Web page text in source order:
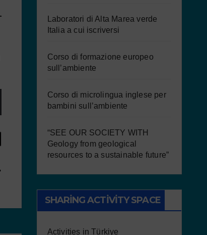
Laboratori di Alta Marea verde
Italia a cui iscriversi
Corso di formazione europeo
sull’ambiente
Corso di microlingua inglese per
bambini sull’ambiente
“SEE OUR SOCIETY WITH
Geology from geological
resources to a sustainable future”
SHARING ACTIVITY SPACE
Activities in Türkiye